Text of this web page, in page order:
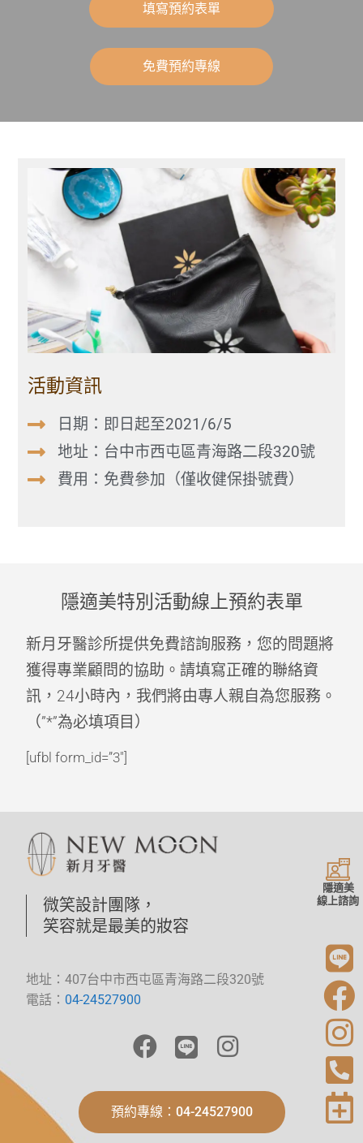
填寫預約表單
免費預約專線
活動資訊
日期：即日起至2021/6/5
地址：台中市西屯區青海路二段320號
費用：免費參加（僅收健保掛號費）
隱適美特別活動線上預約表單
新月牙醫診所提供免費諮詢服務，您的問題將
獲得專業顧問的協助。請填寫正確的聯絡資
訊，24小時內，我們將由專人親自為您服務。
（”*”為必填項目）
[ufbl form_id=”3″]
微笑設計團隊，
笑容就是最美的妝容
地址：407台中市西屯區青海路二段320號
電話： 04-24527900
預約專線：04-24527900
隱適美
線上諮詢